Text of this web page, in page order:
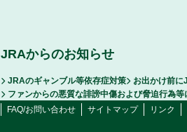
JRAからのお知らせ
JRAのギャンブル等依存症対策 お出かけ前に
ファンからの悪質な誹謗中傷および脅迫行為
FAQ/お問い合わせ
サイトマップ リンク